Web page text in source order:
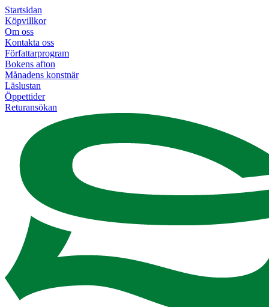
Startsidan
Köpvillkor
Om oss
Kontakta oss
Författarprogram
Bokens afton
Månadens konstnär
Läslustan
Öppettider
Returansökan